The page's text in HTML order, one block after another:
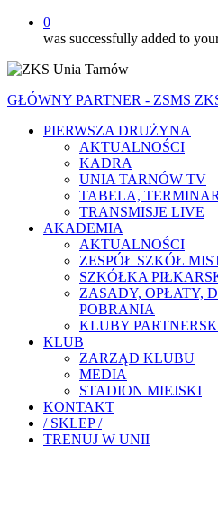
0
was successfully added to
GŁÓWNY PARTNER - ZSMS
PIERWSZA DRUŻYNA
AKTUALNOŚCI
KADRA
UNIA TARNÓW TV
TABELA,
TRANSMISJE LIVE
AKADEMIA
AKTUALNOŚCI
ZESPÓŁ SZKÓŁ
SZKÓŁKA
ZASADY, OPŁATY,
POBRANIA
KLUBY
KLUB
ZARZĄD KLUBU
MEDIA
STADION MIEJSKI
KONTAKT
/ SKLEP /
TRENUJ W UNII